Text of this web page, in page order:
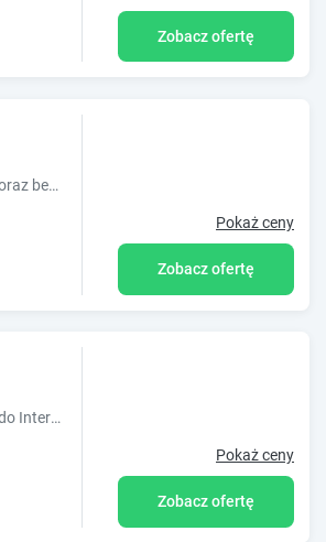
Zobacz ofertę
Obiekt Hotel Jola, usytuowany w miejscowości Września, oferuje ogród oraz bezpłatny prywatny parking. Odległość ważnych miejsc od obiektu: Ratusz – 40 km.
Pokaż ceny
Zobacz ofertę
Trzygwiazdkowy hotel Nekla oferuje bezpłatny bezprzewodowy dostęp do Internetu oraz sprzęt do grillowania i znajduje się w miejscowości Nekla na Pojezierzu Wielkopolskim.
Pokaż ceny
Zobacz ofertę